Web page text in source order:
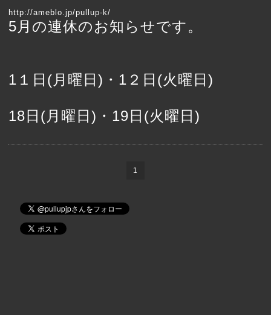
http://ameblo.jp/pullup-k/
5月の連休のお知らせです。
1１日(月曜日)・1２日(火曜日)
18日(月曜日)・19日(火曜日)
1